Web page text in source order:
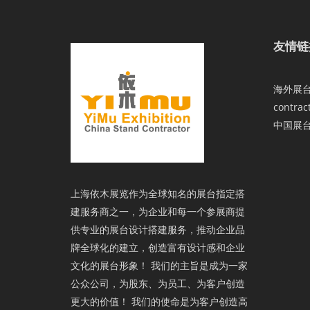
上海依木展览作为全球知名的展台指定搭
建服务商之一，为企业和每一个参展商提
供专业的展台设计搭建服务，推动企业品
牌全球化的建立，创造富有设计感和企业
文化的展台形象！ 我们的主旨是成为一家
公众公司，为股东、为员工、为客户创造
更大的价值！ 我们的使命是为客户创造高
友情
海外展
中国展